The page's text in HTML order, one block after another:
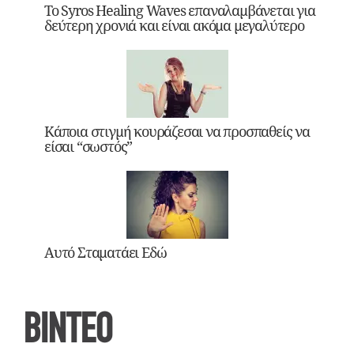
Το Syros Healing Waves επαναλαμβάνεται για
δεύτερη χρονιά και είναι ακόμα μεγαλύτερο
Κάποια στιγμή κουράζεσαι να προσπαθείς να
είσαι “σωστός”
Αυτό Σταματάει Εδώ
ΒΙΝΤΕΟ